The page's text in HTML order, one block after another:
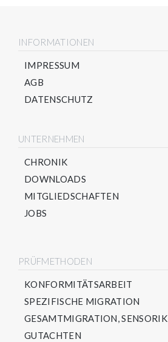
INFORMATIONEN
IMPRESSUM
AGB
DATENSCHUTZ
UNTERNEHMEN
CHRONIK
DOWNLOADS
MITGLIEDSCHAFTEN
JOBS
PRÜFMETHODEN
KONFORMITÄTSARBEIT
SPEZIFISCHE MIGRATION
GESAMTMIGRATION, SENSORIK
GUTACHTEN